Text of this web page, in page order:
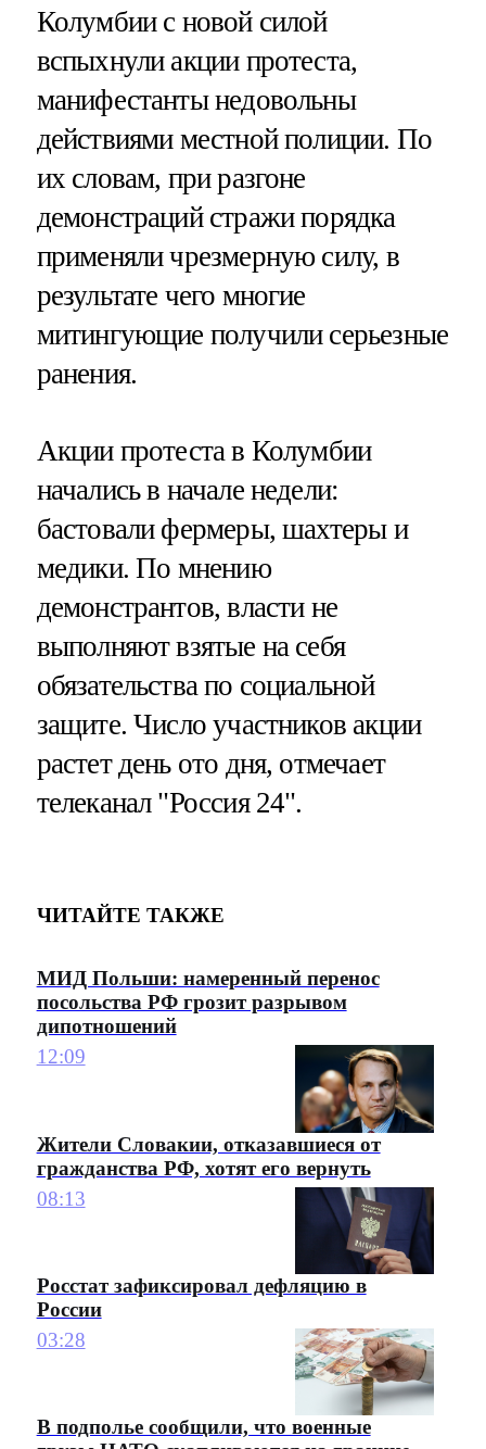
Колумбии с новой силой
вспыхнули акции протеста,
манифестанты недовольны
действиями местной полиции. По
их словам, при разгоне
демонстраций стражи порядка
применяли чрезмерную силу, в
результате чего многие
митингующие получили серьезные
ранения.
Акции протеста в Колумбии
начались в начале недели:
бастовали фермеры, шахтеры и
медики. По мнению
демонстрантов, власти не
выполняют взятые на себя
обязательства по социальной
защите. Число участников акции
растет день ото дня, отмечает
телеканал "Россия 24".
ЧИТАЙТЕ ТАКЖЕ
МИД Польши: намеренный перенос
посольства РФ грозит разрывом
дипотношений
12:09
Жители Словакии, отказавшиеся от
гражданства РФ, хотят его вернуть
08:13
Росстат зафиксировал дефляцию в
России
03:28
В подполье сообщили, что военные